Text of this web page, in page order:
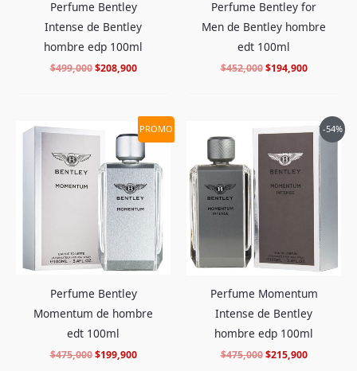
Perfume Bentley
Intense de Bentley
hombre edp 100ml
$499,000 $208,900
Perfume Bentley for
Men de Bentley hombre
edt 100ml
$452,000 $194,900
PROMO
Perfume Bentley
Momentum de hombre
edt 100ml
$475,000
precio
era:
$475,000.
$199,900
El
precio
actual
es:
$199,900.
-54%
Perfume Momentum
Intense de Bentley
hombre edp 100ml
$475,000
original
era:
$475,000.
$215,900
precio
actual
$215,900.